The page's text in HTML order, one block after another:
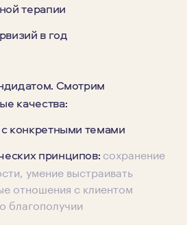
терапии
в год
Смотрим
качества:
конкретными темами
принципов: сохранение
умение выстраивать
отношения с клиентом
благополучии